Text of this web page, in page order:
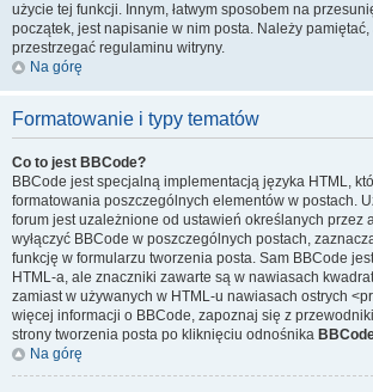
użycie tej funkcji. Innym, łatwym sposobem na
początek, jest napisanie w nim posta. Należy pamiętać,
przestrzegać regulaminu witryny.
Na górę
Formatowanie i typy tematów
Co to jest BBCode?
BBCode jest specjalną implementacją języka HTML,
formatowania poszczególnych elementów w postach.
forum jest uzależnione od ustawień określanych przez
wyłączyć BBCode w poszczególnych postach,
funkcję w formularzu tworzenia posta. Sam BBCode
HTML-a, ale znaczniki zawarte są w nawiasach
zamiast w używanych w HTML-u nawiasach ostrych
więcej informacji o BBCode, zapoznaj się z
strony tworzenia posta po kliknięciu odnośnika
Na górę